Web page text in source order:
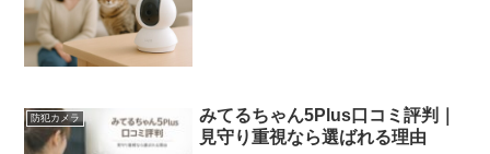
防犯カメラ
みてるちゃん5Plus口コミ評判｜
見守り重視なら選ばれる理由